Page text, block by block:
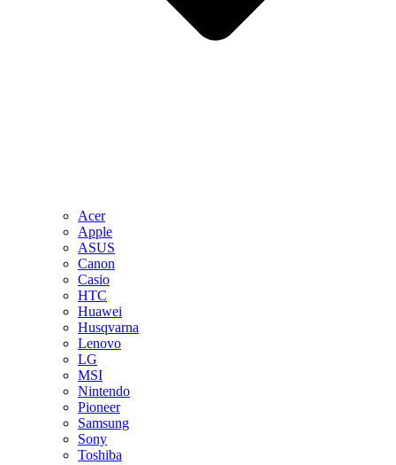
Acer
Apple
ASUS
Canon
Casio
HTC
Huawei
Husqvarna
Lenovo
LG
MSI
Nintendo
Pioneer
Samsung
Sony
Toshiba